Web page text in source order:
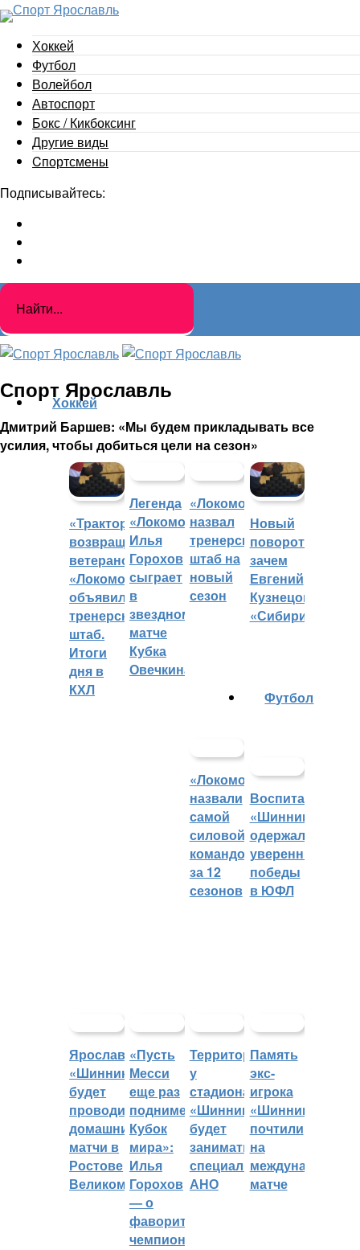
Хоккей
Футбол
Волейбол
Автоспорт
Бокс / Кикбоксинг
Другие виды
Cпортсмены
Подписывайтесь:
Спорт Ярославль
Дмитрий Баршев: «Мы будем прикладывать все
усилия, чтобы добиться цели на сезон»
Хоккей
«Трактор»
возвращает
ветеранов,
«Локомотив»
объявил
тренерский
штаб.
Итоги
дня в
КХЛ
Легенда
«Локомотива»
Илья
Горохов
сыграет
в
звездном
матче
Кубка
Овечкина
«Локомотив»
назвал
тренерский
штаб на
новый
сезон
Новый
поворот:
зачем
Евгений
Кузнецов
«Сибири»?
«Локомотив»
назвали
самой
силовой
командой
за 12
сезонов
Футбол
Воспитанники
«Шинника»
одержали
уверенные
победы
в ЮФЛ
Ярославский
«Шинник»
будет
проводить
домашние
матчи в
Ростове
Великом
«Пусть
Месси
еще раз
поднимет
Кубок
мира»:
Илья
Горохов
— о
фаворитах
чемпионата
Территорией
у
стадиона
«Шинник»
будет
заниматься
специальное
АНО
Память
экс-
игрока
«Шинника»
почтили
на
международном
матче